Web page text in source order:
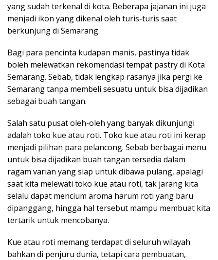
yang sudah terkenal di kota. Beberapa jajanan ini juga
menjadi ikon yang dikenal oleh turis-turis saat
berkunjung di Semarang.
Bagi para pencinta kudapan manis, pastinya tidak
boleh melewatkan rekomendasi tempat pastry di Kota
Semarang. Sebab, tidak lengkap rasanya jika pergi ke
Semarang tanpa membeli sesuatu untuk bisa dijadikan
sebagai buah tangan.
Salah satu pusat oleh-oleh yang banyak dikunjungi
adalah toko kue atau roti. Toko kue atau roti ini kerap
menjadi pilihan para pelancong. Sebab berbagai menu
untuk bisa dijadikan buah tangan tersedia dalam
ragam varian yang siap untuk dibawa pulang, apalagi
saat kita melewati toko kue atau roti, tak jarang kita
selalu dapat mencium aroma harum roti yang baru
dipanggang, hingga hal tersebut mampu membuat kita
tertarik untuk mencobanya.
Kue atau roti memang terdapat di seluruh wilayah
bahkan di penjuru dunia, tetapi cara pembuatan,